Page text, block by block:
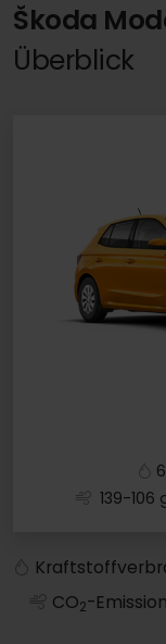
Škoda
Überblick
139-106
CO2-